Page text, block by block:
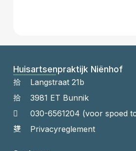
Huisartsenpraktijk Niënhof
Langstraat 21b
3981 ET Bunnik
030-6561204 (voor spoed
Privacyreglement